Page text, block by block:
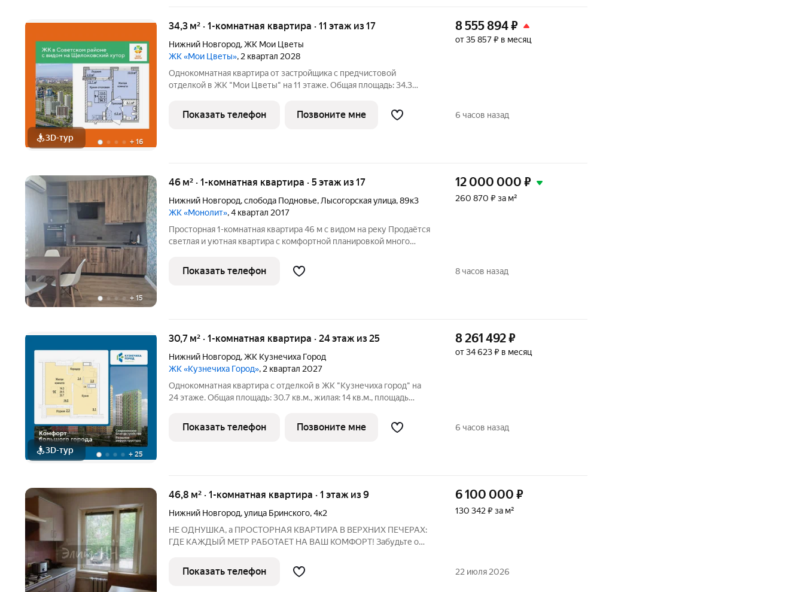
3D-тур + 16
34,3 м² · 1-комнатная квартира · 11 этаж из 17
Нижний Новгород,ЖК Мои Цветы
ЖК «Мои Цветы», 2 квартал 2028
Однокомнатная квартира от застройщика с предчистовой
отделкой в ЖК "Мои Цветы" на 11 этаже. Общая площадь: 34.3
кв.м. Все окна выходят на одну сторону. В квартире одна лоджия,
один
8 555 894₽
от 35 857 ₽ в месяц
Показать телефон Позвоните мне 6 часов назад
+ 15
46 м² · 1-комнатная квартира · 5 этаж из 17
Нижний Новгород,слобода Подновье, Лысогорская улица,89к3
ЖК «Монолит», 4 квартал 2017
Просторная 1-комнатная квартира 46 м с видом на реку Продаётся
светлая и уютная квартира с комфортной планировкой много
вид на реку - в квартире просторно, тихо, спокойно и без лишнего
шума.
12 000 000 ₽
260 870 ₽ за м²
Показать телефон 8 часов назад
3D-тур + 25
30,7 м² · 1-комнатная квартира · 24 этаж из 25
Нижний Новгород,ЖК Кузнечиха Город
ЖК «Кузнечиха Город», 2 квартал 2027
Однокомнатная квартира с отделкой в ЖК "Кузнечиха город" на
24 этаже. Общая площадь: 30.7 кв.м., жилая: 14 кв.м., площадь
сторону. В квартире одна лоджия, один совмещенный санузел.
Высота
8 261 492₽
от 34 623 ₽ в месяц
Показать телефон Позвоните мне 6 часов назад
46,8 м² · 1-комнатная квартира · 1 этаж из 9
Нижний Новгород,улица Бринского,4к2
НЕ ОДНУШКА, а ПРОСТОРНАЯ КВАРТИРА В ВЕРХНИХ ПЕЧЕРАХ:
ГДЕ КАЖДЫЙ МЕТР РАБОТАЕТ НА ВАШ КОМФОРТ! Забудьте о
в одном из самых спокойных и зеленых районов Нижнего
Новгорода. Готовы влюбиться?
6 100 000 ₽
130 342 ₽ за м²
Показать телефон 22 июля 2026